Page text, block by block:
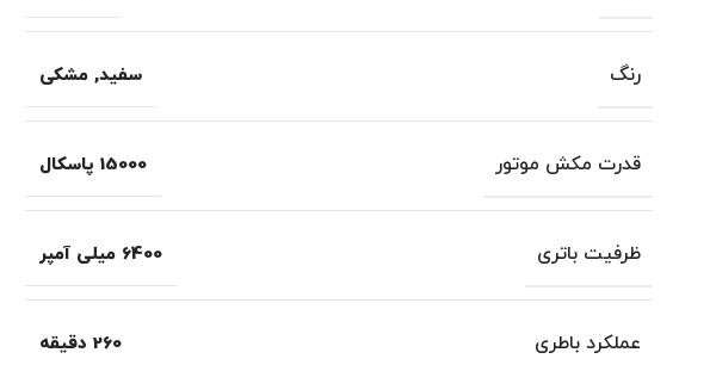
رنگ سفید,مشکی
قدرت مکش موتور 15000 پاسکال
ظرفیت باتری 6400 میلی آمپر
عملکرد باطری 260 دقیقه